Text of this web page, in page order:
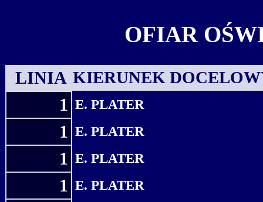
OFIAR
LINIA KIERUNEK
1 E. PLATER
1 E. PLATER
1 E. PLATER
1 E. PLATER